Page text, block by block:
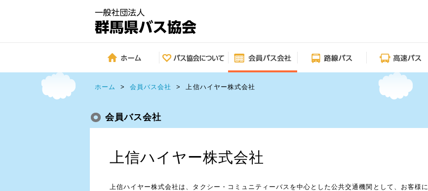
ホーム > 会員バス会社 > 上信ハイヤー株式会社
会員バス会社
上信ハイヤー株式会社
上信ハイヤー株式会社は、タクシー・コミュニティーバスを中心とした公共交通機関として、お客様に